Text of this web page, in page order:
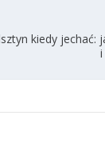
kiedy jechać:
i